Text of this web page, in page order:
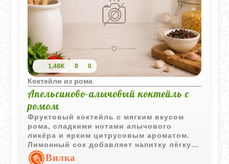
1,48K 0 0
Коктейли из рома
Апельсиново-алычовый коктейль с
ромом
Фруктовый коктейль с мягким вкусом
рома, сладкими нотами алычового
ликёра и ярким цитрусовым ароматом.
Лимонный сок добавляет напитку лёгкую
освежающую кислинку.
Вилка